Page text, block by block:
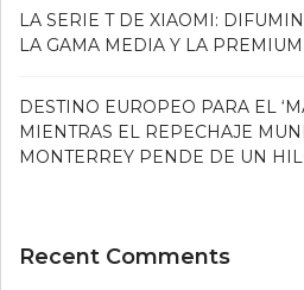
LA SERIE T DE XIAOMI:
LA GAMA MEDIA Y LA PREMIUM
DESTINO EUROPEO PARA EL
MIENTRAS EL REPECHAJE
MONTERREY PENDE DE UN
Recent Comments